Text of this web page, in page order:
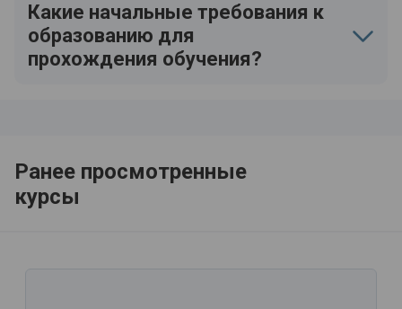
Какие начальные требования к
образованию для
прохождения обучения?
Ранее просмотренные
курсы